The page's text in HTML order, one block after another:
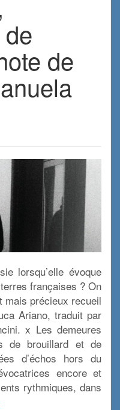
de
lorsqu’elle évoque
françaises ? On
mais précieux recueil
Ariano, traduit par
x Les demeures
de brouillard et de
d’échos hors du
encore et
rythmiques, dans